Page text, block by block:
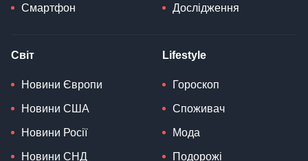
Смартфон Дослідження
Світ
Новини Європи
Новини США
Новини Росії
Новини СНД
Lifestyle
Гороскоп
Споживач
Мода
Подорожі